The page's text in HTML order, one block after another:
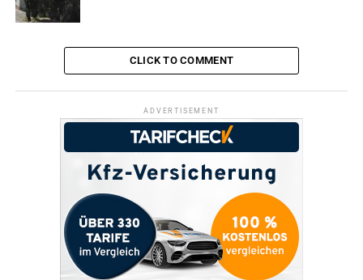
CLICK TO COMMENT
ADVERTISEMENT